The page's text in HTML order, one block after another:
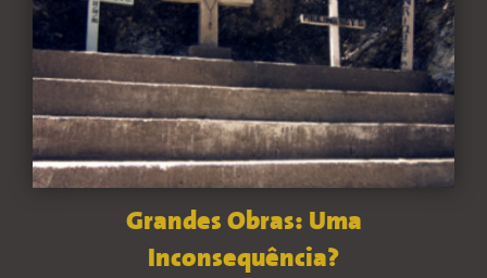
Grandes Obras: Uma
Inconsequência?